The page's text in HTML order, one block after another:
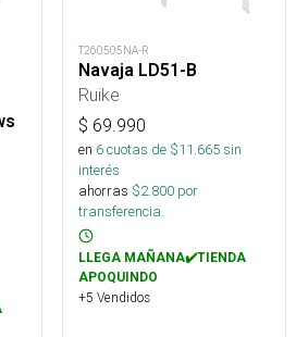
T260505NA-R
Navaja LD51-B
Ruike
$ 69.990
en 6cuotas de $11.665sin
interés
ahorras $2.800 por
transferencia.
LLEGA MAÑANA✔️TIENDA
APOQUINDO
+5 Vendidos